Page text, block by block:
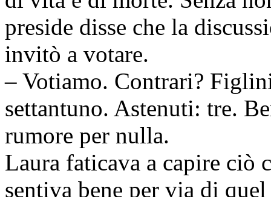
preside disse che la
invitò a votare.
– Votiamo. Contrari?
settantuno. Astenuti: tre.
rumore per nulla.
Laura faticava a capire ciò
sentiva bene per via di